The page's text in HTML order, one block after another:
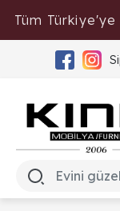
Tüm Türkiye'ye